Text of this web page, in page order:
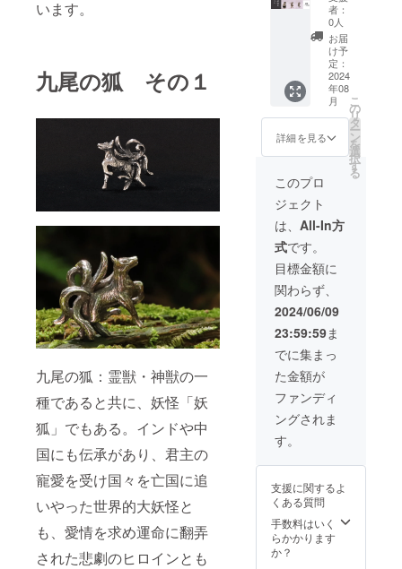
います。
九尾の狐 その１
九尾の狐：霊獣・神獣の一
種であると共に、妖怪「妖
狐」でもある。インドや中
国にも伝承があり、君主の
寵愛を受け国々を亡国に追
いやった世界的大妖怪と
も、愛情を求め運命に翻弄
された悲劇のヒロインとも
チェー
ン：全
長14cm
根付
紐：
紫
巾着付
笠お化
け ９）
提灯お
化け １
０）鉢
巻を締
めて踊
る猫又
１１）
頬かむ
猫又 付
属品
バック
チャー
ム用コ
ネク
ター
ボール
チェー
ン：全
長14cm
根付
紐：
紫
巾着付
躍動す
る九尾
の狐
２）座
る九尾
の狐
３）座
敷わら
し ４）
烏天狗
５）が
しゃど
くろ
６）一
つ目小
僧 ７）
カッパ
（河
童）
８）唐
笠お化
け ９）
提灯お
化け １
０）鉢
巻を締
めて踊
る猫又
１１）
頬かむ
猫又 付
バック
チャー
ム用コ
ネク
ター
妖怪フ
ルセッ
ト 一般
販売予
定価
格：
193,600
⇒45％
割引
の：
106,500
円（税
込・送
料込）
11種類
の妖怪
フル
セット
になり
ます。
１）躍
動する
九尾の
狐 ２）
座る九
尾の狐
３）座
敷わら
し ４）
しゃど
６）一
つ目小
僧 ７）
カッパ
（河
者：
0人
お届
け予
定：
2024
年08
月
詳細を見る
こ
の
リ
タ
ー
ン
を
選
択
す
る
このプロ
ジェクト
は、 All-In方
式です。
目標金額に
関わらず、
2024/06/09
23:59:59ま
でに集まっ
た金額が
ファンディ
ングされま
す。
支援に関するよ
くある質問
手数料はいく
らかかります
か？